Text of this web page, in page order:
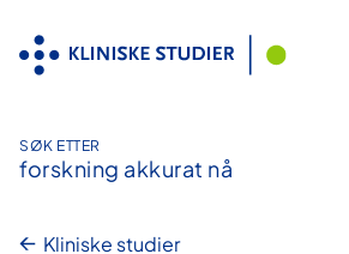
innhold
SØK ETTER
forskning akkurat nå
Kliniske studier